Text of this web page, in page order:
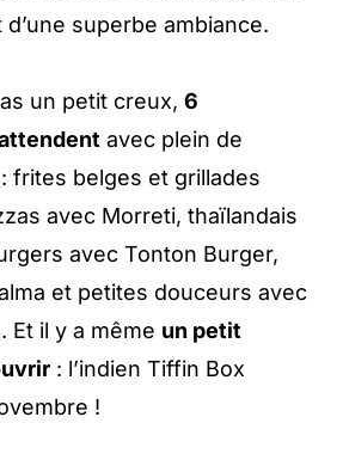
superbe ambiance.
un petit creux, 6
avec plein de
frites belges et grillades
avec Morreti, thaïlandais
avec Tonton Burger,
et petites douceurs avec
Et il y a même un petit
: l’indien Tiffin Box
!